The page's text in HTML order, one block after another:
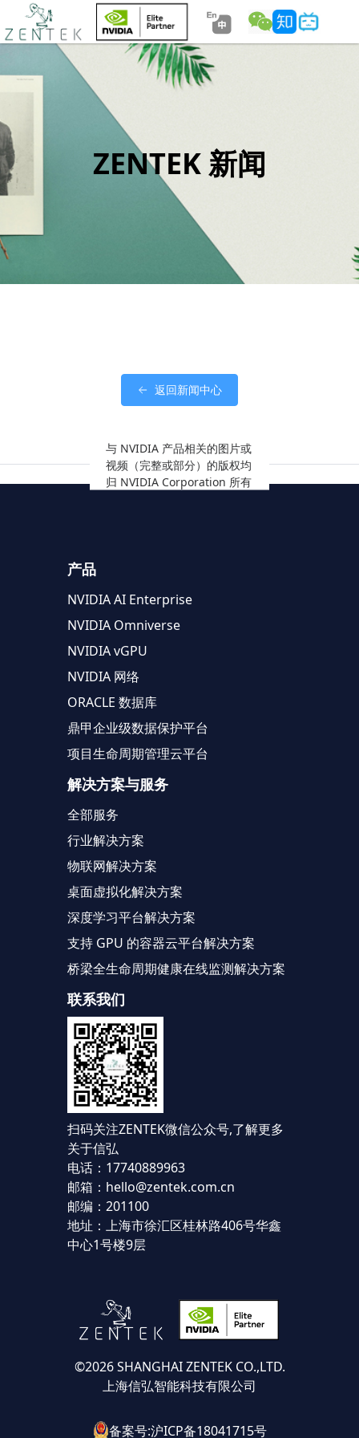
ZENTEK 新闻
返回新闻中心
与 NVIDIA 产品相关的图片或
视频（完整或部分）的版权均
归 NVIDIA Corporation 所有
产品
NVIDIA AI Enterprise
NVIDIA Omniverse
NVIDIA vGPU
NVIDIA 网络
ORACLE 数据库
鼎甲企业级数据保护平台
项目生命周期管理云平台
解决方案与服务
全部服务
行业解决方案
物联网解决方案
桌面虚拟化解决方案
深度学习平台解决方案
支持 GPU 的容器云平台解决方案
桥梁全生命周期健康在线监测解决方案
联系我们
扫码关注ZENTEK微信公众号,了解更多
关于信弘
电话：17740889963
邮箱：hello@zentek.com.cn
邮编：201100
地址：上海市徐汇区桂林路406号华鑫
中心1号楼9层
©2026 SHANGHAI ZENTEK CO.,LTD.
上海信弘智能科技有限公司
备案号:沪ICP备18041715号